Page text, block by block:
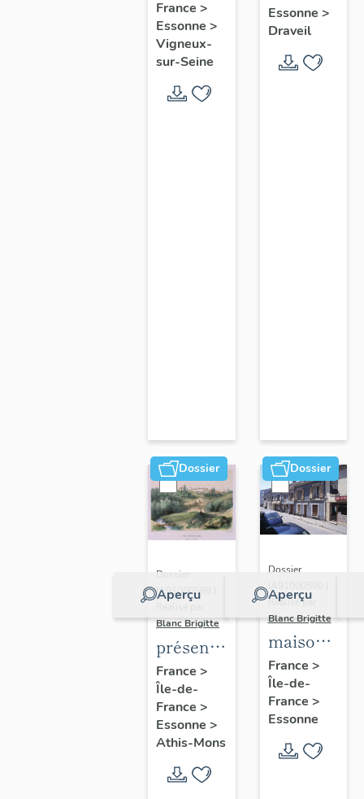
Seine
France >
Essonne >
Vigneux-
sur-Seine
Essonne >
Draveil
Dossier
Aperçu
Dossier
IA91000588 |
Blanc Brigitte
présentation
de la
commune
d'Athis-
Mons
France >
Île-de-
France >
Essonne >
Athis-Mons
Dossier
Aperçu
Dossier
Réalisé par
Blanc Brigitte
maisons,
immeubles
France >
Île-de-
France >
Essonne